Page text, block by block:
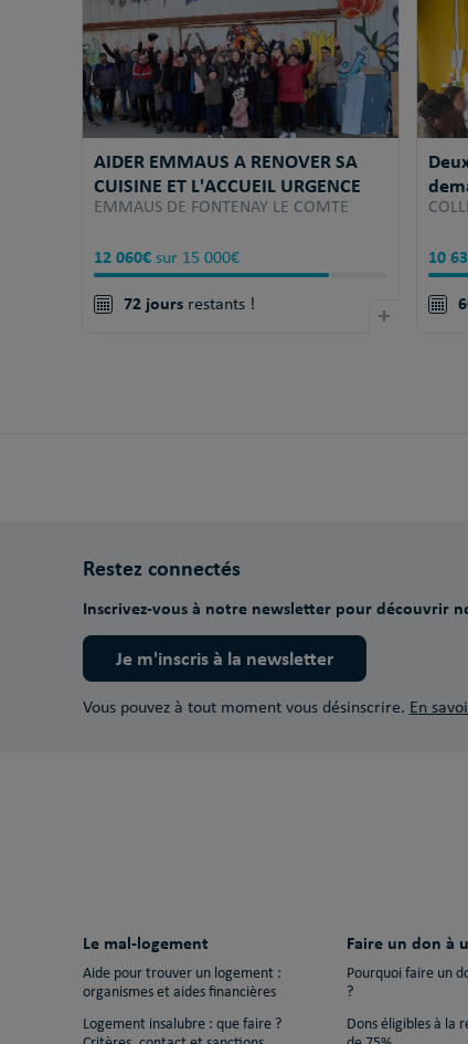
AIDER EMMAUS A RENOVER SA
CUISINE ET L'ACCUEIL URGENCE
EMMAUS DE FONTENAY LE COMTE
12 060€ sur 15 000€
72 jours restants ! +
10
Restez connectés
Inscrivez-vous à notre newsletter pour découvrir
Je m'inscris à la newsletter
Vous pouvez à tout moment vous désinscrire. En
Le mal-logement
Aide pour trouver un logement :
organismes et aides financières
Logement insalubre : que faire ?
Faire un don à
Pourquoi faire un
?
Dons éligibles à la